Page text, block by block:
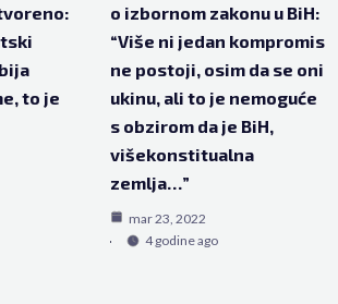
to je
o izbornom zakonu u BiH:
“Više ni jedan kompromis
ne postoji, osim da se oni
ukinu, ali to je nemoguće
s obzirom da je BiH,
višekonstitualna
zemlja…”
mar 23, 2022
4 godine ago